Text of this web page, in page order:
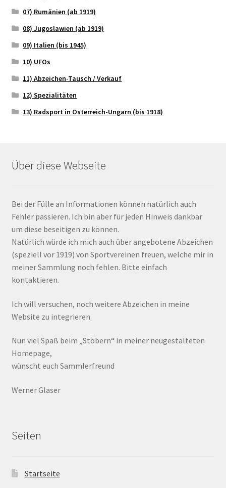
07) Rumänien (ab 1919)
08) Jugoslawien (ab 1919)
09) Italien (bis 1945)
10) UFOs
11) Abzeichen-Tausch / Verkauf
12) Spezialitäten
13) Radsport in Österreich-Ungarn (bis 1918)
Über diese Webseite
Bei der Fülle an Informationen können natürlich auch
Fehler passieren. Ich bin aber für jeden Hinweis dankbar
um diese beseitigen zu können.
Natürlich würde ich mich auch über angebotene Abzeichen
(speziell vor 1919) von Sportvereinen freuen, welche mir in
meiner Sammlung noch fehlen. Bitte einfach
kontaktieren.
Ich will versuchen, noch weitere Abzeichen in meine
Website zu integrieren.
Nun viel Spaß beim „Stöbern“ in meiner neugestalteten
Homepage,
wünscht euch Sammlerfreund
Werner Glaser
Seiten
Startseite